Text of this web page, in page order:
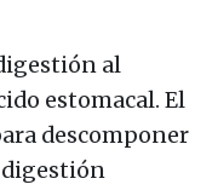
al
estomacal. El
descomponer